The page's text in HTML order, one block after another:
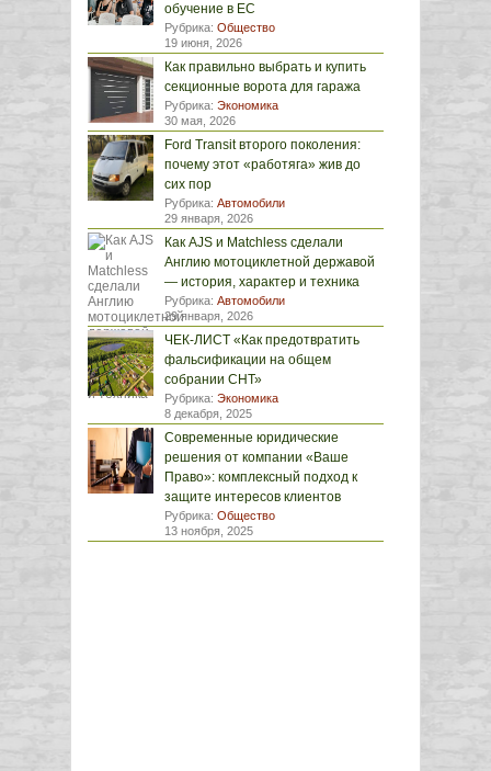
обучение в ЕС
Рубрика: Общество
19 июня, 2026
Как правильно выбрать и купить
секционные ворота для гаража
Рубрика: Экономика
30 мая, 2026
Ford Transit второго поколения:
почему этот «работяга» жив до
сих пор
Рубрика: Автомобили
29 января, 2026
Как AJS и Matchless сделали
Англию мотоциклетной державой
— история, характер и техника
Рубрика: Автомобили
29 января, 2026
ЧЕК-ЛИСТ «Как предотвратить
фальсификации на общем
собрании СНТ»
Рубрика: Экономика
8 декабря, 2025
Современные юридические
решения от компании «Ваше
Право»: комплексный подход к
защите интересов клиентов
Рубрика: Общество
13 ноября, 2025